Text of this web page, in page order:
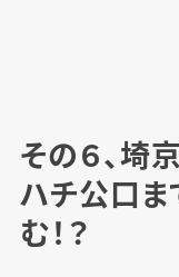
その６、埼
ハチ公口
む！？